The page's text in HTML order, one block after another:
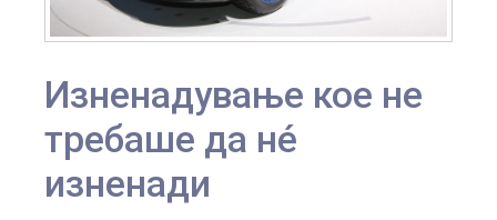
Изненадување кое не
требаше да нé
изненади